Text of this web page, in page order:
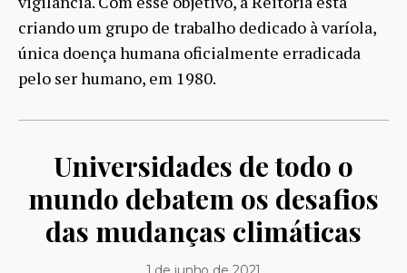
criando um grupo de trabalho dedicado à varíola,
única doença humana oficialmente erradicada
pelo ser humano, em 1980.
Universidades de todo o
mundo debatem os desafios
das mudanças climáticas